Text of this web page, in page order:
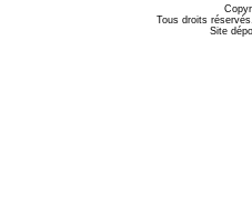
Tous droits
Site